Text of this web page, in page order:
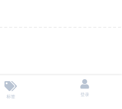
标签 登录